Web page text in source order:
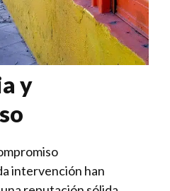
y
intervención han